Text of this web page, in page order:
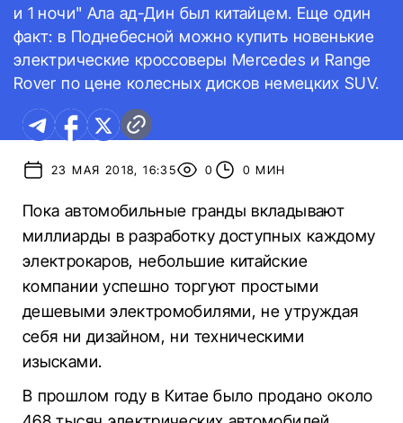
и 1 ночи" Ала ад-Дин был китайцем. Еще один
факт: в Поднебесной можно купить новенькие
электрические кроссоверы Mercedes и Range
Rover по цене колесных дисков немецких SUV.
23 МАЯ 2018, 16:35 0 0 МИН
Пока автомобильные гранды вкладывают
миллиарды в разработку доступных каждому
электрокаров, небольшие китайские
компании успешно торгуют простыми
дешевыми электромобилями, не утруждая
себя ни дизайном, ни техническими
изысками.
В прошлом году в Китае было продано около